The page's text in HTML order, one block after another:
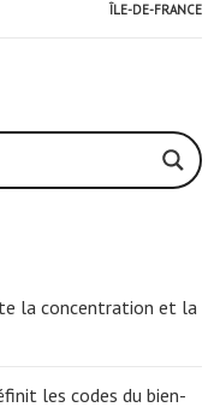
ÎLE-DE-FRANCE
la concentration et la
les codes du bien-